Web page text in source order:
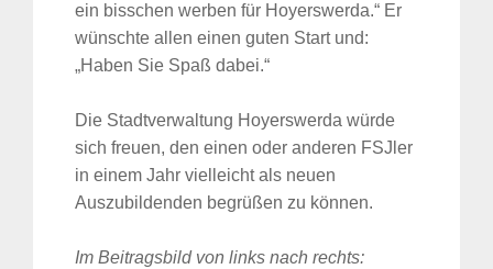
ein bisschen werben für Hoyerswerda.“ Er
wünschte allen einen guten Start und:
„Haben Sie Spaß dabei.“
Die Stadtverwaltung Hoyerswerda würde
sich freuen, den einen oder anderen FSJler
in einem Jahr vielleicht als neuen
Auszubildenden begrüßen zu können.
Im Beitragsbild von links nach rechts: